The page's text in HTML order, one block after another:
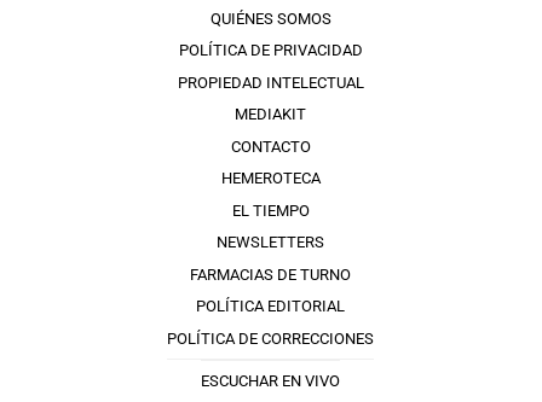
QUIÉNES SOMOS
POLÍTICA DE PRIVACIDAD
PROPIEDAD INTELECTUAL
MEDIAKIT
CONTACTO
HEMEROTECA
EL TIEMPO
NEWSLETTERS
FARMACIAS DE TURNO
POLÍTICA EDITORIAL
POLÍTICA DE CORRECCIONES
ESCUCHAR EN VIVO